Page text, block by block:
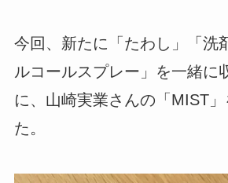
今回、新たに「たわし」「洗
ルコールスプレー」を一緒に
に、山崎実業さんの「MIST
た。